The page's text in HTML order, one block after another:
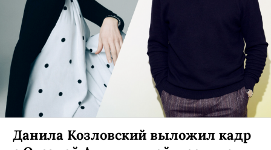
Данила Козловский выложил кадр